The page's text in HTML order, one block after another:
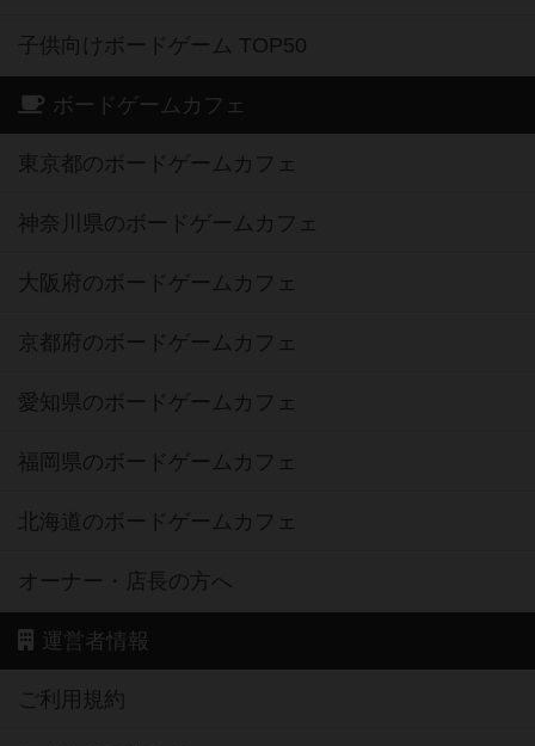
子供向けボードゲーム TOP50
ボードゲームカフェ
東京都のボードゲームカフェ
神奈川県のボードゲームカフェ
大阪府のボードゲームカフェ
京都府のボードゲームカフェ
愛知県のボードゲームカフェ
福岡県のボードゲームカフェ
北海道のボードゲームカフェ
オーナー・店長の方へ
運営者情報
ご利用規約